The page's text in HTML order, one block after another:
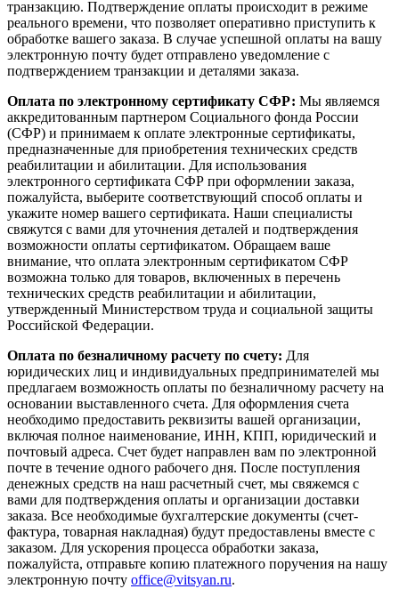
транзакцию. Подтверждение оплаты происходит в режиме
реального времени, что позволяет оперативно приступить к
обработке вашего заказа. В случае успешной оплаты на вашу
электронную почту будет отправлено уведомление с
подтверждением транзакции и деталями заказа.
Оплата по электронному сертификату СФР: Мы являемся
аккредитованным партнером Социального фонда России
(СФР) и принимаем к оплате электронные сертификаты,
предназначенные для приобретения технических средств
реабилитации и абилитации. Для использования
электронного сертификата СФР при оформлении заказа,
пожалуйста, выберите соответствующий способ оплаты и
укажите номер вашего сертификата. Наши специалисты
свяжутся с вами для уточнения деталей и подтверждения
возможности оплаты сертификатом. Обращаем ваше
внимание, что оплата электронным сертификатом СФР
возможна только для товаров, включенных в перечень
технических средств реабилитации и абилитации,
утвержденный Министерством труда и социальной защиты
Российской Федерации.
Оплата по безналичному расчету по счету: Для
юридических лиц и индивидуальных предпринимателей мы
предлагаем возможность оплаты по безналичному расчету на
основании выставленного счета. Для оформления счета
необходимо предоставить реквизиты вашей организации,
включая полное наименование, ИНН, КПП, юридический и
почтовый адреса. Счет будет направлен вам по электронной
почте в течение одного рабочего дня. После поступления
денежных средств на наш расчетный счет, мы свяжемся с
вами для подтверждения оплаты и организации доставки
заказа. Все необходимые бухгалтерские документы (счет-
фактура, товарная накладная) будут предоставлены вместе с
заказом. Для ускорения процесса обработки заказа,
пожалуйста, отправьте копию платежного поручения на нашу
электронную почту office@vitsyan.ru.